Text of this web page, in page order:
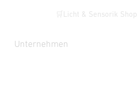
🛒Licht & Sensorik Shop
Unternehmen